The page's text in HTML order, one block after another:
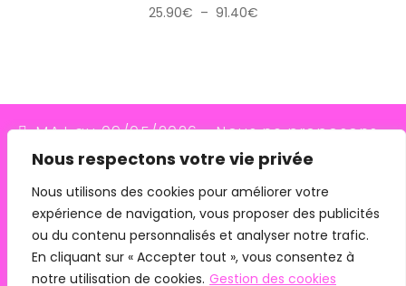
Nous respectons votre vie privée
Nous utilisons des cookies pour améliorer votre
expérience de navigation, vous proposer des publicités
ou du contenu personnalisés et analyser notre trafic.
En cliquant sur « Accepter tout », vous consentez à
notre utilisation de cookies. Gestion des cookies
MAJ au 09/05/2026 - Nous ne proposons
plus le transporteur Relais Colis (placés en
redressement judiciaire le 10/03/26, ils
n'assurent plus les livraisons depuis le
07/05/26). Pour les commandes avec
remise en main propre, merci de me
25.90€ – 91.40€Plage